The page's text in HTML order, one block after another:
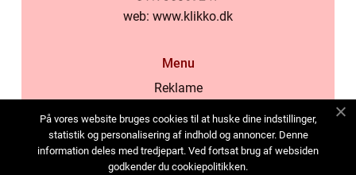
web: www.klikko.dk
Menu
Reklame
Cookies
Kontakt Oss
På vores website bruges cookies til at huske dine indstillinger,
statistik og personalisering af indhold og annoncer. Denne
information deles med tredjepart. Ved fortsat brug af websiden
godkender du cookiepolitikken.